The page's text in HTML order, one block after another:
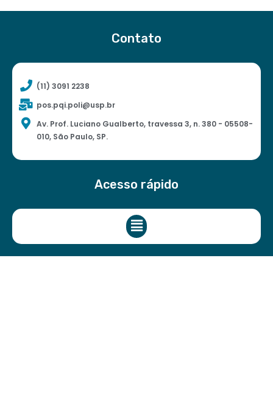
Contato
(11) 3091 2238
pos.pqi.poli@usp.br
Av. Prof. Luciano Gualberto, travessa 3, n. 380 - 05508-
010, São Paulo, SP.
Acesso rápido